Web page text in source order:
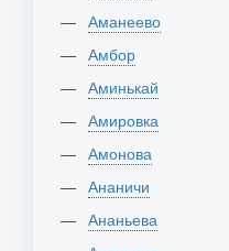
Аманеево
Амбор
Аминькай
Амировка
Амонова
Ананичи
Ананьева